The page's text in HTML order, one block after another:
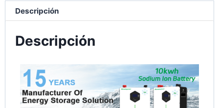
Descripción
Descripción